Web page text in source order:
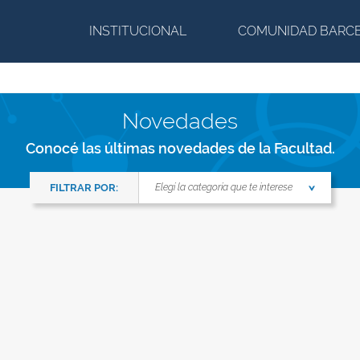
INSTITUCIONAL COMUNIDAD
Novedades
Conocé las últimas novedades de la Facultad.
FILTRAR POR: Elegí la categoría que te interese